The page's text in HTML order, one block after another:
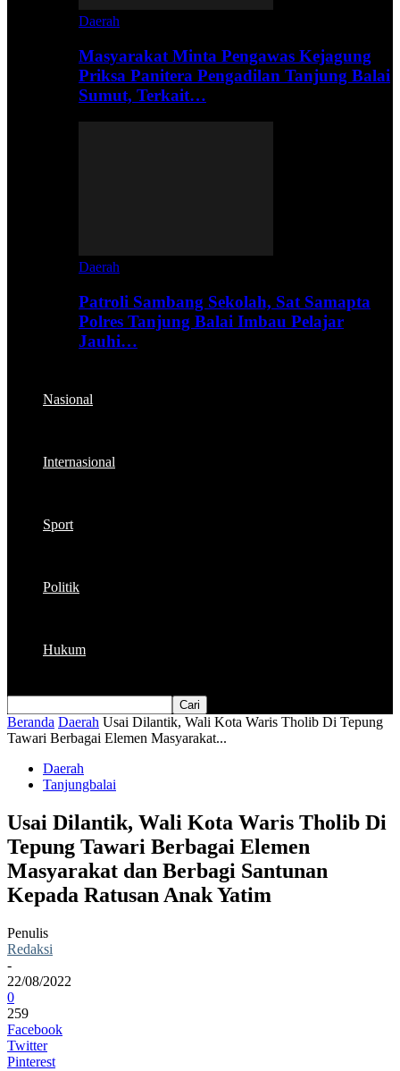
Daerah
Masyarakat Minta Pengawas Kejagung
Priksa Panitera Pengadilan Tanjung Balai
Sumut, Terkait…
Daerah
Patroli Sambang Sekolah, Sat Samapta
Polres Tanjung Balai Imbau Pelajar
Jauhi…
Nasional
Internasional
Sport
Politik
Hukum
Beranda Daerah Usai Dilantik, Wali Kota Waris Tholib Di Tepung
Tawari Berbagai Elemen Masyarakat...
Daerah
Tanjungbalai
Usai Dilantik, Wali Kota Waris Tholib Di
Tepung Tawari Berbagai Elemen
Masyarakat dan Berbagi Santunan
Kepada Ratusan Anak Yatim
Penulis
Redaksi
-
22/08/2022
0
259
Facebook
Twitter
Pinterest